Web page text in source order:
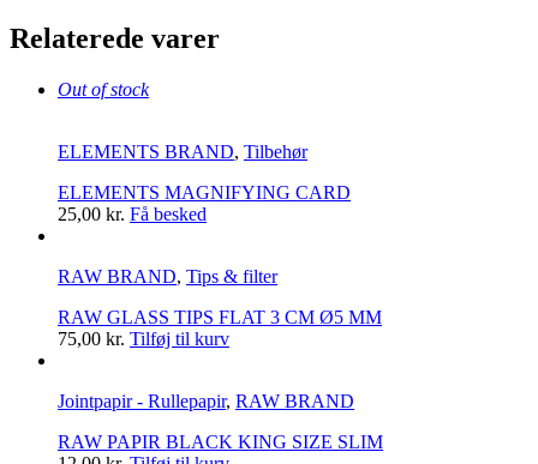
Relaterede varer
Out of stock
ELEMENTS BRAND, Tilbehør
ELEMENTS MAGNIFYING CARD
25,00 kr. Få besked
RAW BRAND, Tips & filter
RAW GLASS TIPS FLAT 3 CM Ø5 MM
75,00 kr. Tilføj til kurv
Jointpapir - Rullepapir, RAW BRAND
RAW PAPIR BLACK KING SIZE SLIM